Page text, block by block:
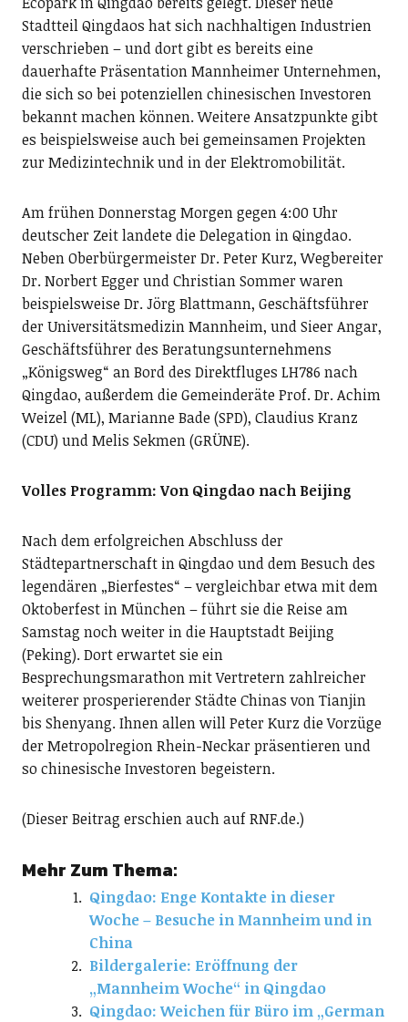
Stadtteil Qingdaos hat sich nachhaltigen Industrien
verschrieben – und dort gibt es bereits eine
dauerhafte Präsentation Mannheimer Unternehmen,
die sich so bei potenziellen chinesischen Investoren
bekannt machen können. Weitere Ansatzpunkte gibt
es beispielsweise auch bei gemeinsamen Projekten
zur Medizintechnik und in der Elektromobilität.
Am frühen Donnerstag Morgen gegen 4:00 Uhr
deutscher Zeit landete die Delegation in Qingdao.
Neben Oberbürgermeister Dr. Peter Kurz, Wegbereiter
Dr. Norbert Egger und Christian Sommer waren
beispielsweise Dr. Jörg Blattmann, Geschäftsführer
der Universitätsmedizin Mannheim, und Sieer Angar,
Geschäftsführer des Beratungsunternehmens
„Königsweg“ an Bord des Direktfluges LH786 nach
Qingdao, außerdem die Gemeinderäte Prof. Dr. Achim
Weizel (ML), Marianne Bade (SPD), Claudius Kranz
(CDU) und Melis Sekmen (GRÜNE).
Volles Programm: Von Qingdao nach Beijing
Nach dem erfolgreichen Abschluss der
Städtepartnerschaft in Qingdao und dem Besuch des
legendären „Bierfestes“ – vergleichbar etwa mit dem
Oktoberfest in München – führt sie die Reise am
Samstag noch weiter in die Hauptstadt Beijing
(Peking). Dort erwartet sie ein
Besprechungsmarathon mit Vertretern zahlreicher
weiterer prosperierender Städte Chinas von Tianjin
bis Shenyang. Ihnen allen will Peter Kurz die Vorzüge
der Metropolregion Rhein-Neckar präsentieren und
so chinesische Investoren begeistern.
(Dieser Beitrag erschien auch auf RNF.de.)
Mehr Zum Thema:
Qingdao: Enge Kontakte in dieser
Woche – Besuche in Mannheim und in
China
Bildergalerie: Eröffnung der
„Mannheim Woche“ in Qingdao
Qingdao: Weichen für Büro im „German